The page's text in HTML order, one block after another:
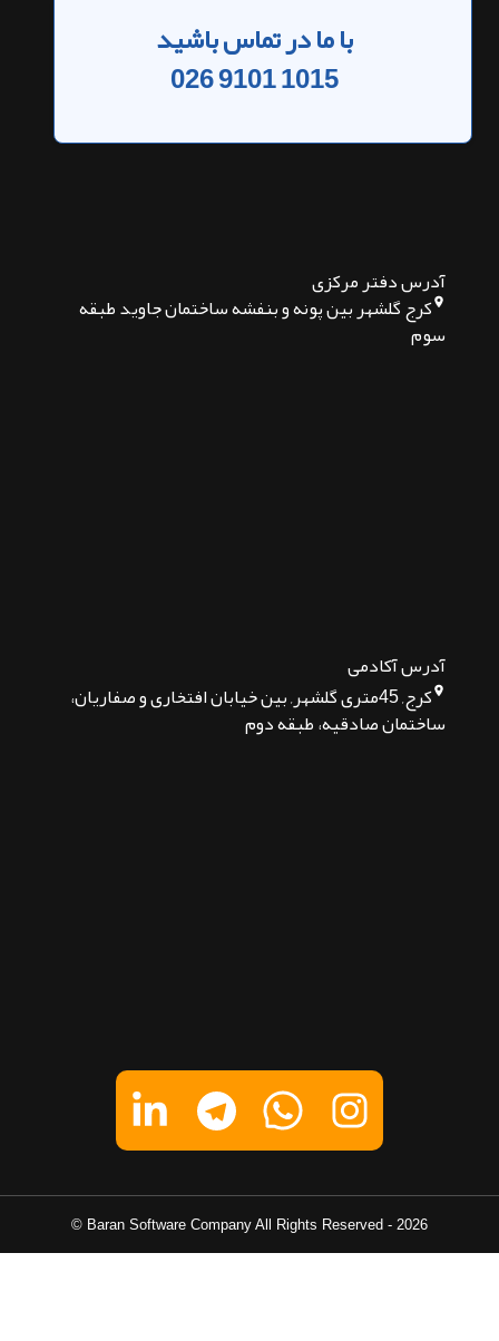
با ما در تماس باشید
026 9101 1015
آدرس دفتر مرکزی
کرج گلشهر بین پونه و بنفشه ساختمان جاوید طبقه
سوم
آدرس آکادمی
کرج, 45متری گلشهر, بین خیابان افتخاری و صفاریان،
ساختمان صادقیه، طبقه دوم
2026
-
Baran Software Company All Rights Reserved ©
تماس بگیرید
پیام در تلگرام
پیام در واتساپ